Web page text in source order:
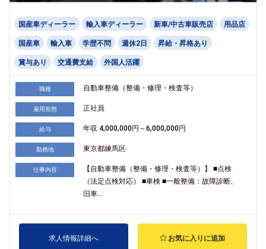
国産車ディーラー 輸入車ディーラー 新車/中古車販売店 用品店
国産車 輸入車 学歴不問 週休2日 昇給・昇格あり
賞与あり 交通費支給 外国人活躍
職種 自動車整備（整備・修理・検査等）
雇用形態 正社員
給与 年収 4,000,000円～6,000,000円
勤務地 東京都練馬区
仕事内容
【自動車整備（整備・修理・検査等）】 ■点検
（法定点検対応） ■車検 ■一般整備：故障診断、
旧車...
求人情報詳細へ お気に入りに追加